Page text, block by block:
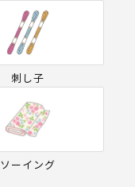
刺し子
ソーイング